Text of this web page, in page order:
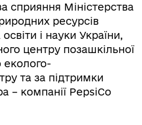
сприяння Міністерства
ресурсів
і науки України,
центру позашкільної
еколого-
та за підтримки
– компанії PepsiCo